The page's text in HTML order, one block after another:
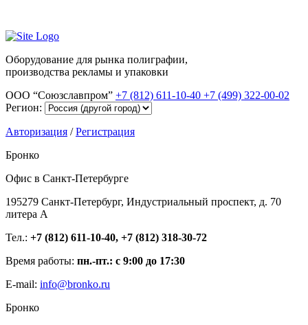
Оборудование для рынка полиграфии,
производства рекламы и упаковки
ООО “Союзславпром” +7 (812) 611-10-40 +7 (499) 322-00-02
Регион:
Авторизация /Регистрация
Бронко
Офис в Санкт-Петербурге
195279 Санкт-Петербург, Индустриальный проспект, д. 70
литера А
Тел.: +7 (812) 611-10-40, +7 (812) 318-30-72
Время работы: пн.-пт.: с 9:00 до 17:30
E-mail: info@bronko.ru
Бронко